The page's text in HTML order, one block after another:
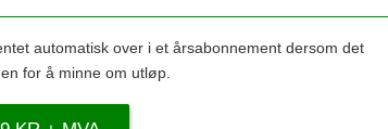
automatisk over i et årsabonnement dersom det
for å minne om utløp.